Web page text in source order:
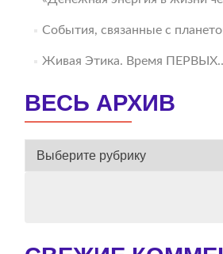
События, связанные с
Живая Этика. Время
ВЕСЬ АРХИВ
ВЕСЬ